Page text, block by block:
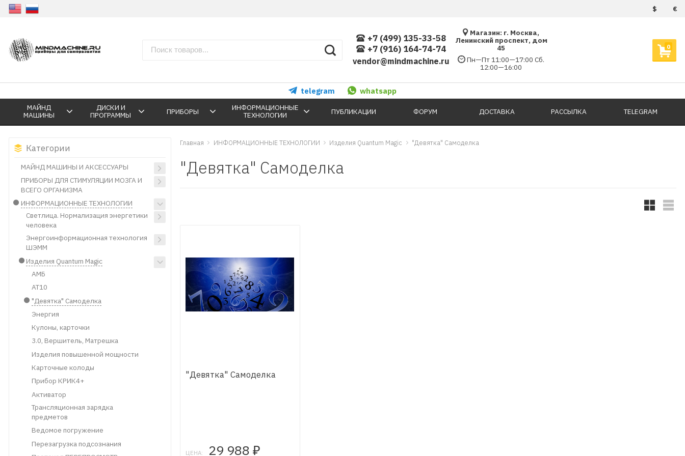
$ €
+7 (499) 135-33-58
+7 (916) 164-74-74
vendor@mindmachine.ru
Магазин: г. Москва,
Ленинский проспект, дом
45
Пн—Пт 11:00—17:00 Сб.
12:00—16:00
0
telegram whatsapp
МАЙНД
МАШИНЫ
ДИСКИ И
ПРОГРАММЫ
ПРИБОРЫ
ИНФОРМАЦИОННЫЕ
ТЕХНОЛОГИИ
ПУБЛИКАЦИИ ФОРУМ ДОСТАВКА РАССЫЛКА TELEGRAM
Категории
МАЙНД МАШИНЫ И АКСЕССУАРЫ
ПРИБОРЫ ДЛЯ СТИМУЛЯЦИИ МОЗГА И
ВСЕГО ОРГАНИЗМА
ИНФОРМАЦИОННЫЕ ТЕХНОЛОГИИ
Светлица. Нормализация энергетики
человека
Энергоинформационная технология
ШЭММ
Изделия Quantum Magic
АМБ
АТ10
"Девятка" Самоделка
Энергия
Кулоны, карточки
3.0, Вершитель, Матрешка
Изделия повышенной мощности
Карточные колоды
Прибор КРИК4+
Активатор
Трансляционная зарядка
предметов
Ведомое погружение
Перезагрузка подсознания
Главная ИНФОРМАЦИОННЫЕ ТЕХНОЛОГИИ Изделия Quantum Magic "Девятка" Самоделка
"Девятка" Самоделка
"Девятка" Самоделка
ЦЕНА: 29 988 ₽